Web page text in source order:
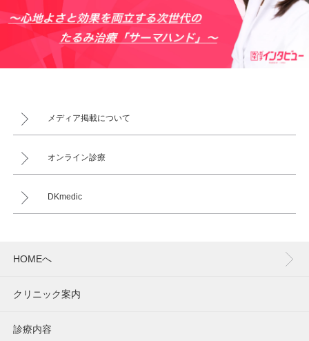
メディア掲載について
オンライン診療
DKmedic
HOMEへ
クリニック案内
診療内容